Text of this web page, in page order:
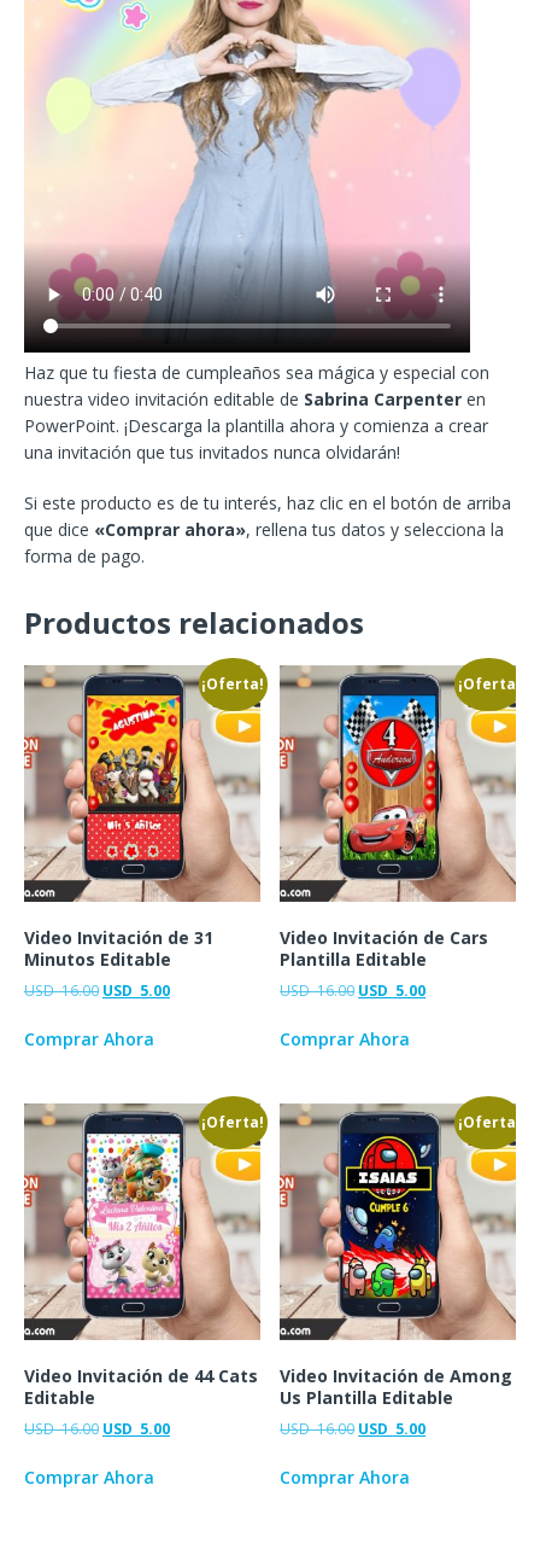
Haz que tu fiesta de cumpleaños sea mágica y especial con
nuestra video invitación editable de Sabrina Carpenter en
PowerPoint. ¡Descarga la plantilla ahora y comienza a crear
una invitación que tus invitados nunca olvidarán!
Si este producto es de tu interés, haz clic en el botón de arriba
que dice «Comprar ahora», rellena tus datos y selecciona la
forma de pago.
Productos relacionados
¡Oferta!
Video Invitación de 31
Minutos Editable
USD16.00 USD 5.00
Comprar Ahora
¡Oferta!
Video Invitación de Cars
Plantilla Editable
USD16.00 USD 5.00
Comprar Ahora
¡Oferta!
Video Invitación de 44 Cats
Editable
USD16.00 USD 5.00
Comprar Ahora
¡Oferta!
Video Invitación de Among
Us Plantilla Editable
USD16.00 USD 5.00
Comprar Ahora